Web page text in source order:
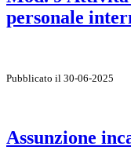
personale
Pubblicato il 30-06-2025
Assunzione